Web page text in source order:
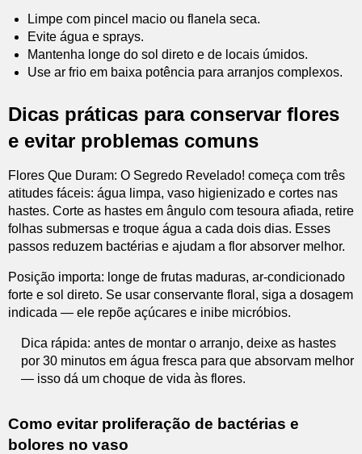
Limpe com pincel macio ou flanela seca.
Evite água e sprays.
Mantenha longe do sol direto e de locais úmidos.
Use ar frio em baixa potência para arranjos complexos.
Dicas práticas para conservar flores
e evitar problemas comuns
Flores Que Duram: O Segredo Revelado! começa com três
atitudes fáceis: água limpa, vaso higienizado e cortes nas
hastes. Corte as hastes em ângulo com tesoura afiada, retire
folhas submersas e troque água a cada dois dias. Esses
passos reduzem bactérias e ajudam a flor absorver melhor.
Posição importa: longe de frutas maduras, ar-condicionado
forte e sol direto. Se usar conservante floral, siga a dosagem
indicada — ele repõe açúcares e inibe micróbios.
Dica rápida: antes de montar o arranjo, deixe as hastes
por 30 minutos em água fresca para que absorvam melhor
— isso dá um choque de vida às flores.
Como evitar proliferação de bactérias e
bolores no vaso